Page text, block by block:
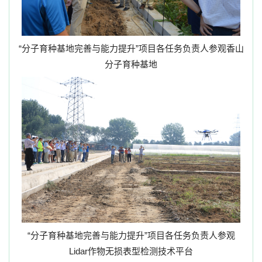
“分子育种基地完善与能力提升”项目各任务负责人参观香山
分子育种基地
“分子育种基地完善与能力提升”项目各任务负责人参观
Lidar作物无损表型检测技术平台